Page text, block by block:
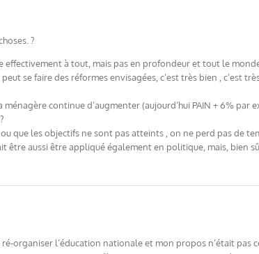
?
effectivement à tout, mais pas en profondeur et tout le
se faire des réformes envisagées, c’est très bien , c’est
continue d’augmenter (aujourd’hui PAIN + 6% par
que les objectifs ne sont pas atteints , on ne perd pas de
être aussi être appliqué également en politique, mais, bien
organiser l’éducation nationale et mon propos n’était pas